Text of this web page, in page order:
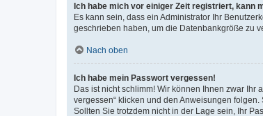
Ich habe mich vor einiger Zeit registriert, kann
Es kann sein, dass ein Administrator Ihr
geschrieben haben, um die Datenbankgröße zu
Nach oben
Ich habe mein Passwort vergessen!
Das ist nicht schlimm! Wir können Ihnen zwar Ihr
vergessen“ klicken und den Anweisungen
Sollten Sie trotzdem nicht in der Lage sein, Ihr